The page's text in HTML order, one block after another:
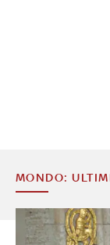
MONDO: